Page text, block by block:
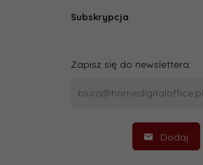
Subskrypcja
Zapisz się do newslettera:
Dodaj